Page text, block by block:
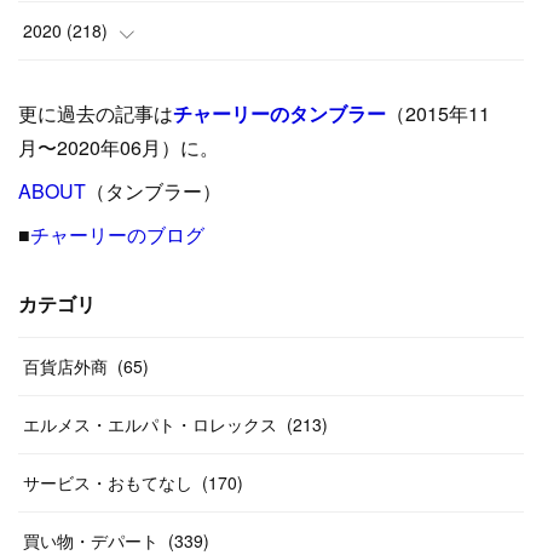
( 5 )
( 15
(24)
(8 )
(17
(12)
(17)
)
(12)
19)
(13
(14)
(35)
(33 )
(26)
27)
(29
(24)
(26
(37)
(31)
(31)
31
(26
(20)
(14
(46
(9)
(39)
( 23)
40
(55
(38)
(20
(31
58)
2020 (218)
(24)
( 42)
(33
(46)
(20
更に過去の記事はチャーリーのタンブラー （2015年11
月〜2020年06月）に。
ABOUT （タンブラー）
■チャーリーのブログ
カテゴリ
百貨店外商 (65)
エルメス・エルパト・ロレックス (213)
サービス・おもてなし (170)
買い物・デパート (339)